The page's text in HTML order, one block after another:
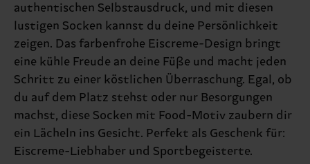
authentischen Selbstausdruck, und mit diesen
lustigen Socken kannst du deine Persönlichkeit
zeigen. Das farbenfrohe Eiscreme-Design bringt
eine kühle Freude an deine Füße und macht jeden
Schritt zu einer köstlichen Überraschung. Egal, ob
du auf dem Platz stehst oder nur Besorgungen
machst, diese Socken mit Food-Motiv zaubern dir
ein Lächeln ins Gesicht. Perfekt als Geschenk für:
Eiscreme-Liebhaber und Sportbegeisterte.